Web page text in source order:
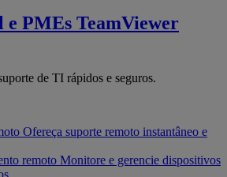
e PMEs TeamViewer
de TI rápidos e seguros.
Ofereça suporte remoto instantâneo e
remoto Monitore e gerencie dispositivos